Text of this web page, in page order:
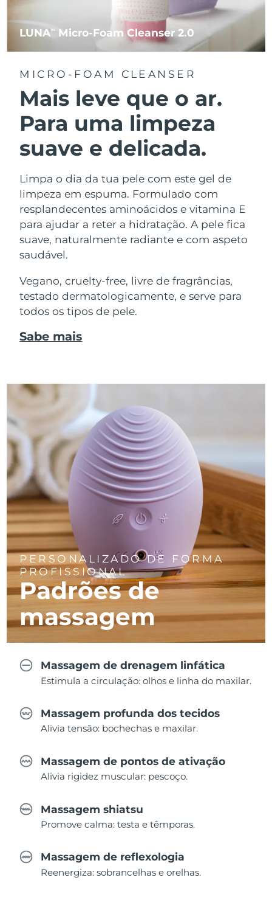
LUNATM Micro-Foam Cleanser 2.0
MICRO-FOAM CLEANSER
Mais leve que o ar.
Para uma limpeza
suave e delicada.
Limpa o dia da tua pele com este gel de
limpeza em espuma. Formulado com
resplandecentes aminoácidos e vitamina E
para ajudar a reter a hidratação. A pele fica
suave, naturalmente radiante e com aspeto
saudável.
Vegano, cruelty-free, livre de fragrâncias,
testado dermatologicamente, e serve para
todos os tipos de pele.
Sabe mais
PERSONALIZADO DE FORMA
PROFISSIONAL
Padrões de
massagem
Massagem de drenagem linfática
Estimula a circulação: olhos e linha do maxilar.
Massagem profunda dos tecidos
Alivia tensão: bochechas e maxilar.
Massagem de pontos de ativação
Alivia rigidez muscular: pescoço.
Massagem shiatsu
Promove calma: testa e têmporas.
Massagem de reflexologia
Reenergiza: sobrancelhas e orelhas.